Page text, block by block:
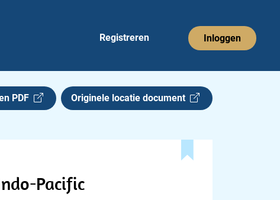
Registreren Inloggen
PDF Originele locatie document
Pacific